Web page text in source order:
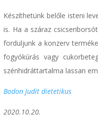
Készíthetünk belőle isteni
is. Ha a száraz
forduljunk a konzerv
fogyókúrás vagy
szénhidráttartalma lassan
Bodon Judit dietetikus
2020.10.20.